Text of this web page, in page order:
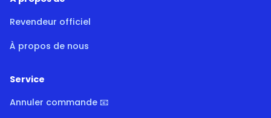
Revendeur officiel
À propos de nous
Service
Annuler commande 📧